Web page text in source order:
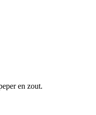
en zout.